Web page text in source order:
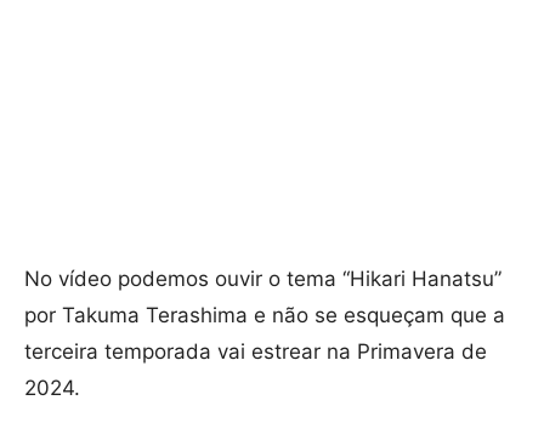
No vídeo podemos ouvir o tema “Hikari Hanatsu”
por Takuma Terashima e não se esqueçam que a
terceira temporada vai estrear na Primavera de
2024.